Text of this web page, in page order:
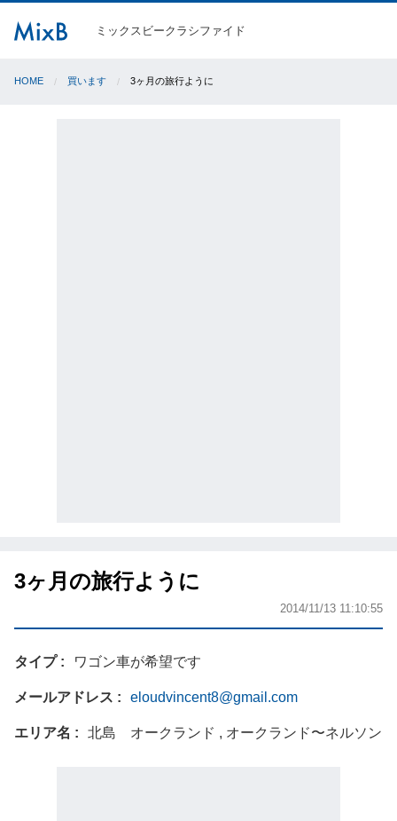
ミックスビークラシファイド
HOME 買います 3ヶ月の旅行ように
3ヶ月の旅行ように
2014/11/13 11:10:55
タイプ ワゴン車が希望です
メールアドレス eloudvincent8@gmail.com
エリア名 北島 オークランド , オークランド〜ネルソン